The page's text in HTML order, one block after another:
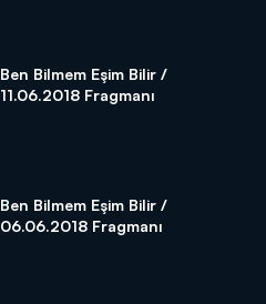
Ben Bilmem Eşim Bilir /
11.06.2018 Fragmanı
Ben Bilmem Eşim Bilir /
06.06.2018 Fragmanı